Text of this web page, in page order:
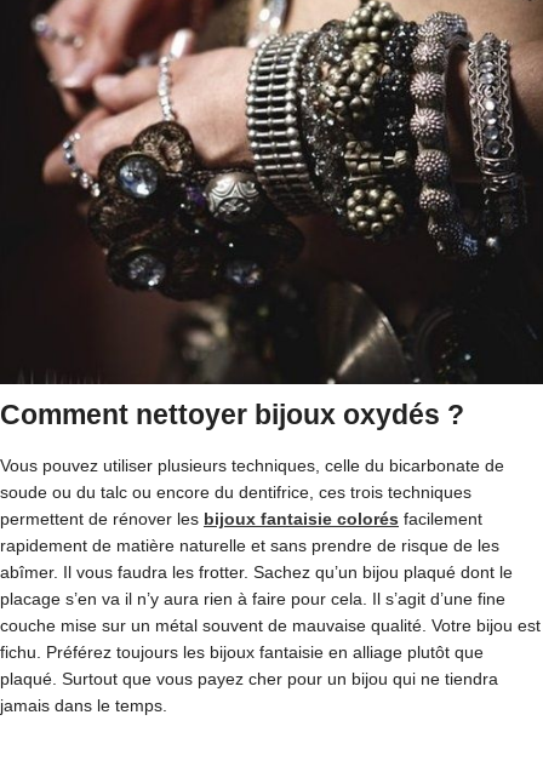
Comment nettoyer bijoux oxydés ?
Vous pouvez utiliser plusieurs techniques, celle du bicarbonate de
soude ou du talc ou encore du dentifrice, ces trois techniques
permettent de rénover les bijoux fantaisie colorés facilement
rapidement de matière naturelle et sans prendre de risque de les
abîmer. Il vous faudra les frotter. Sachez qu’un bijou plaqué dont le
placage s’en va il n’y aura rien à faire pour cela. Il s’agit d’une fine
couche mise sur un métal souvent de mauvaise qualité. Votre bijou est
fichu. Préférez toujours les bijoux fantaisie en alliage plutôt que
plaqué. Surtout que vous payez cher pour un bijou qui ne tiendra
jamais dans le temps.